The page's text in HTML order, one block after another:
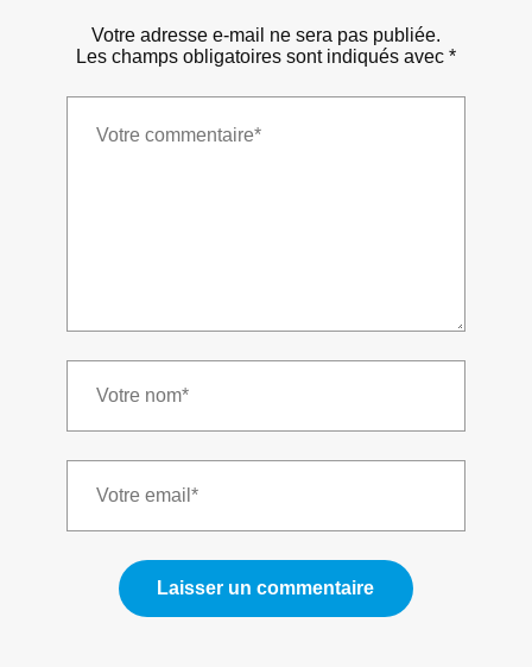
Votre adresse e-mail ne sera pas publiée.
Les champs obligatoires sont indiqués avec *